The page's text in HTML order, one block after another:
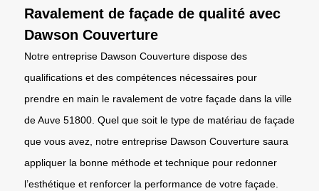
Ravalement de façade de qualité avec
Dawson Couverture
Notre entreprise Dawson Couverture dispose des
qualifications et des compétences nécessaires pour
prendre en main le ravalement de votre façade dans la ville
de Auve 51800. Quel que soit le type de matériau de façade
que vous avez, notre entreprise Dawson Couverture saura
appliquer la bonne méthode et technique pour redonner
l’esthétique et renforcer la performance de votre façade.